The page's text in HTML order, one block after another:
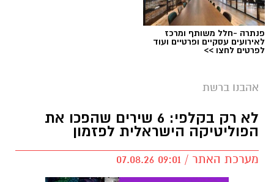
פנתרה -חלל משותף ומרכז
לאירועים עסקיים ופרטיים ועוד
לפרטים לחצו >>
אהבנו ברשת
לא רק בקלפי: 6 שירים שהפכו את
הפוליטיקה הישראלית לפזמון
מערכת האתר / 09:01 07.08.26